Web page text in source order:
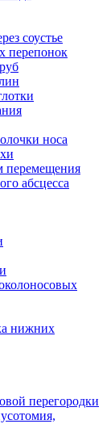
соустье
перепонок
носа
перемещения
абсцесса
нижних
перегородки